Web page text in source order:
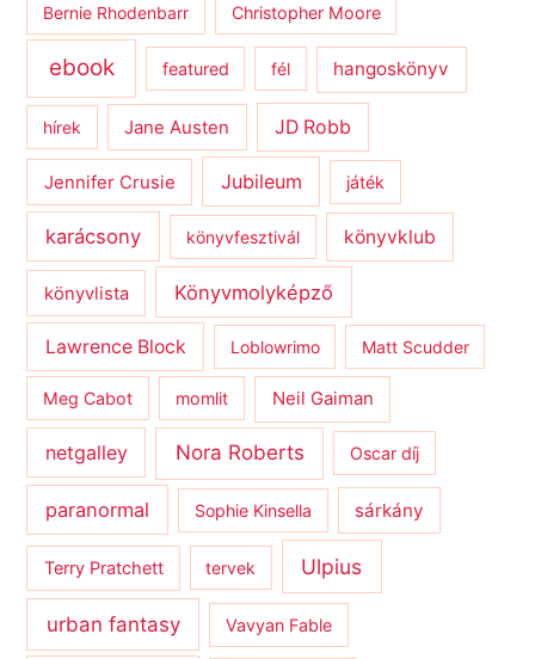
Bernie Rhodenbarr Christopher Moore
ebook featured fél hangoskönyv
hírek Jane Austen JD Robb
Jennifer Crusie Jubileum játék
karácsony könyvfesztivál könyvklub
könyvlista Könyvmolyképző
Lawrence Block Loblowrimo Matt Scudder
Meg Cabot momlit Neil Gaiman
netgalley Nora Roberts Oscar díj
paranormal Sophie Kinsella sárkány
Terry Pratchett tervek Ulpius
urban fantasy Vavyan Fable